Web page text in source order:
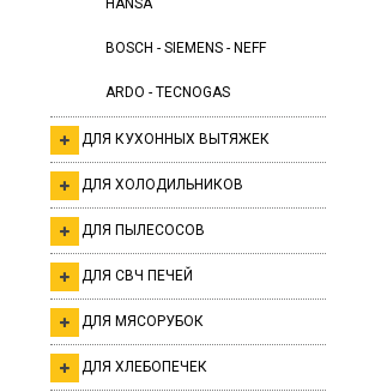
HANSA
BOSCH - SIEMENS - NEFF
ARDO - TECNOGAS
ДЛЯ КУХОННЫХ ВЫТЯЖЕК
ДЛЯ ХОЛОДИЛЬНИКОВ
ДЛЯ ПЫЛЕСОСОВ
ДЛЯ СВЧ ПЕЧЕЙ
ДЛЯ МЯСОРУБОК
ДЛЯ ХЛЕБОПЕЧЕК